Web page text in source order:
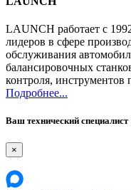
LAUNCH работает с
лидеров в сфере
обслуживания
балансировочных
контроля, инструментов
Подробнее...
Ваш технический специалист
×